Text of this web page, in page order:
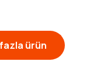
ürün